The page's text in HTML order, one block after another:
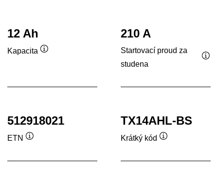
12 Ah
Kapacita
210 A
Startovací proud za
studena
512918021
ETN
TX14AHL-BS
Krátký kód